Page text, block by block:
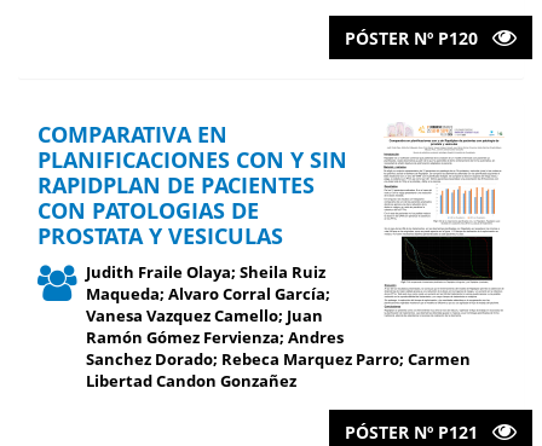
PÓSTER Nº P120
COMPARATIVA EN
PLANIFICACIONES CON Y SIN
RAPIDPLAN DE PACIENTES
CON PATOLOGIAS DE
PROSTATA Y VESICULAS
Judith Fraile Olaya; Sheila Ruiz
Maqueda; Alvaro Corral García;
Vanesa Vazquez Camello; Juan
Ramón Gómez Fervienza; Andres
Sanchez Dorado; Rebeca Marquez Parro; Carmen
Libertad Candon Gonzañez
PÓSTER Nº P121